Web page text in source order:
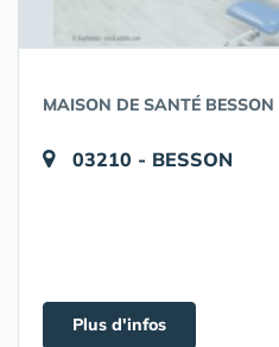
MAISON DE SANTÉ
03210 - BESSON
Plus d'infos